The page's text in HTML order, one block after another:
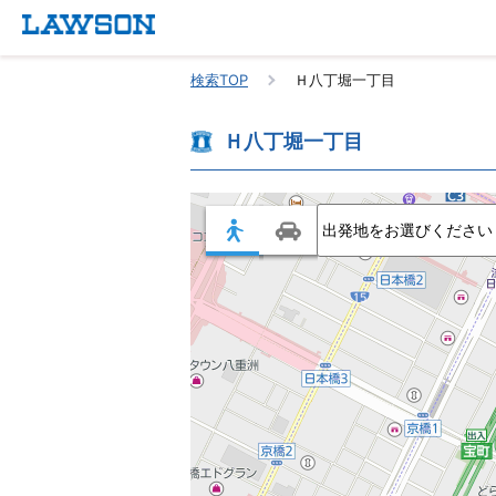
検索TOP Ｈ八丁堀一丁目
Ｈ八丁堀一丁目